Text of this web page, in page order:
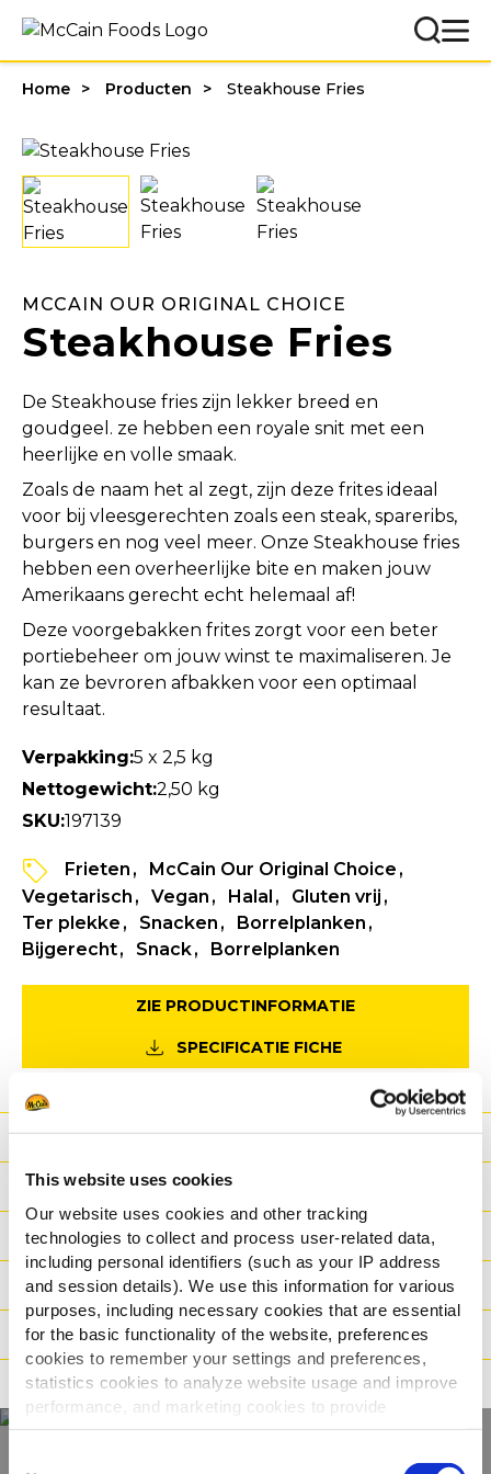
This website uses cookies
Our website uses cookies and other tracking
technologies to collect and process user-related data,
including personal identifiers (such as your IP address
and session details). We use this information for various
purposes, including necessary cookies that are essential
for the basic functionality of the website, preferences
cookies to remember your settings and preferences,
statistics cookies to analyze website usage and improve
performance, and marketing cookies to provide
personalized content and advertising.
Home Producten Steakhouse Fries
MCCAIN OUR ORIGINAL CHOICE
Steakhouse Fries
De Steakhouse fries zijn lekker breed en
goudgeel. ze hebben een royale snit met een
heerlijke en volle smaak.
Zoals de naam het al zegt, zijn deze frites ideaal
voor bij vleesgerechten zoals een steak, spareribs,
burgers en nog veel meer. Onze Steakhouse fries
hebben een overheerlijke bite en maken jouw
Amerikaans gerecht echt helemaal af!
Deze voorgebakken frites zorgt voor een beter
portiebeheer om jouw winst te maximaliseren. Je
kan ze bevroren afbakken voor een optimaal
resultaat.
Verpakking:5 x 2,5 kg
Nettogewicht:2,50 kg
SKU:197139
Frieten
McCain Our Original Choice
Vegetarisch
Vegan Halal
Gluten vrij
Ter plekke
Snacken
Borrelplanken
Bijgerecht
Snack Borrelplanken
ZIE PRODUCTINFORMATIE
SPECIFICATIE FICHE
Voordeel
Nutritionele informatie
Ingrediënten
Gewicht/Logistiek
Bereidingswijzen
Certificaties